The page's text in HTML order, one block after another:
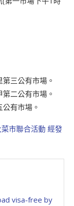
三公有市場。
二公有市場。
有市場。
市聯合活動 經發
visa-free by